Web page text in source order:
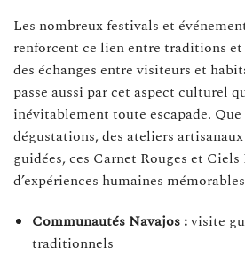
Les nombreux festivals et
renforcent ce lien entre traditions
des échanges entre visiteurs et
passe aussi par cet aspect culturel
inévitablement toute escapade.
dégustations, des ateliers
guidées, ces Carnet Rouges et
d’expériences humaines
Communautés Navajos :visite
traditionnels